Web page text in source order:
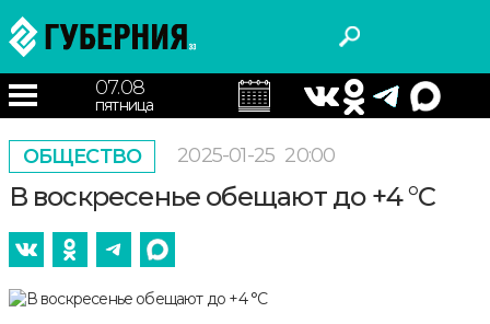
07.08
пятница
ОБЩЕСТВО 2025-01-25 20:00
В воскресенье обещают до +4 °С